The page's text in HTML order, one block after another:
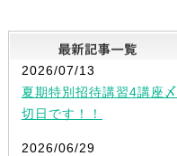
2026/07/13
夏期特別招待講習4講座〆
切日です！！
2026/06/29